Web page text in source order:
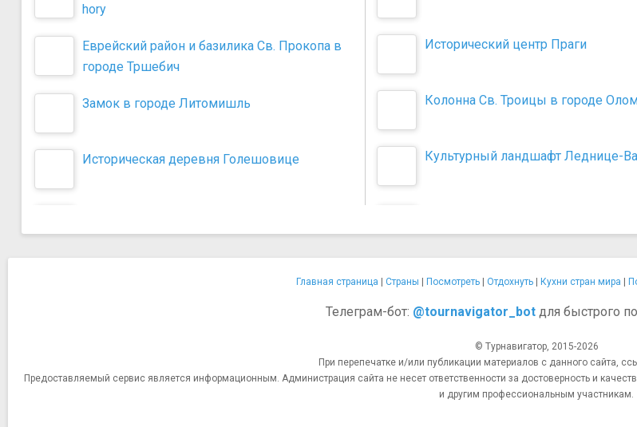
hory
Еврейский район и базилика Св. Прокопа в
городе Тршебич
Замок в городе Литомишль
Историческая деревня Голешовице
Исторический центр Праги
Колонна Св. Троицы в городе
Культурный ландшафт Леднице-
Главная страница Страны Посмотреть| Отдохнуть| Кухни стран мира
Телеграм-бот: @tournavigator_bot для быстрого
© Турнавигатор, 2015-2026
При перепечатке и/или публикации материалов с данного сайта,
Предоставляемый сервис является информационным. Администрация сайта не несет ответственности за достоверность и
и другим профессиональным участникам.